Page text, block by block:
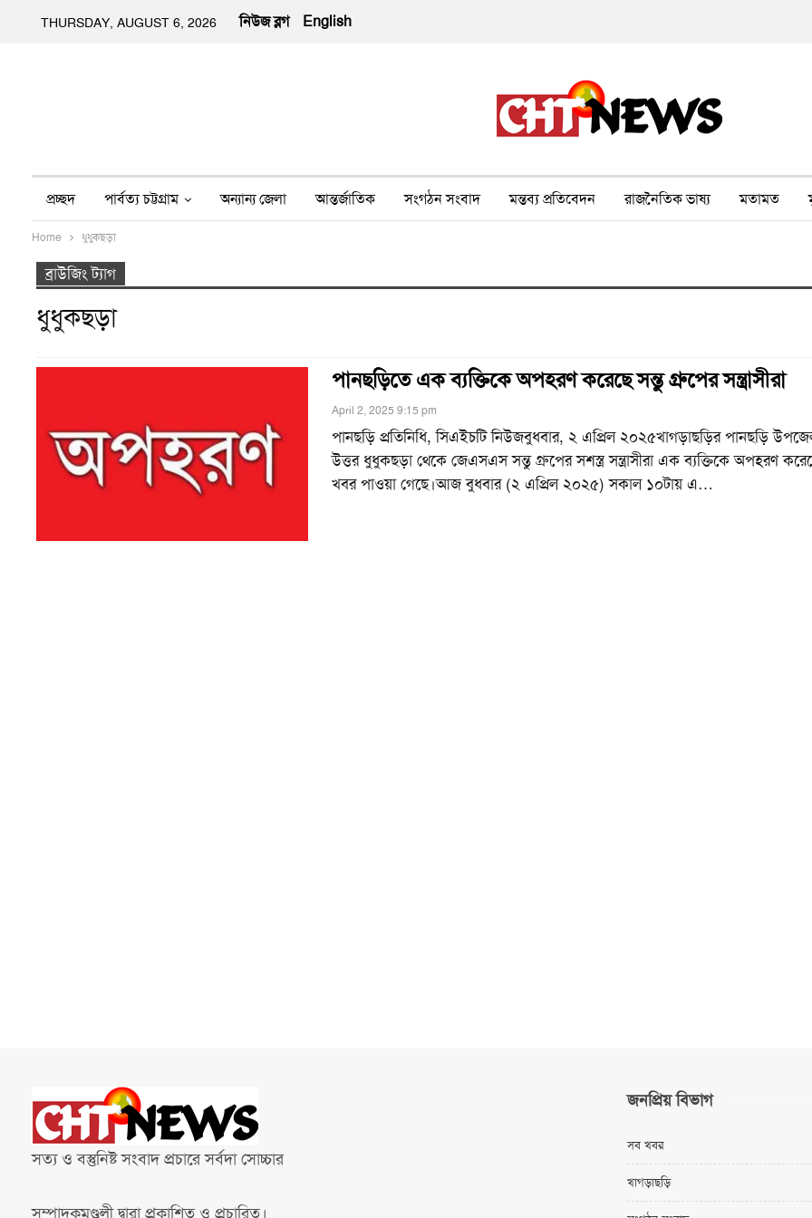
THURSDAY, AUGUST 6, 2026 নিউজ ব্লগ English
প্রচ্ছদ পার্বত্য চট্টগ্রাম অন্যান্য জেলা আন্তর্জাতিক সংগঠন সংবাদ মন্তব্য প্রতিবেদন রাজনৈতিক ভাষ্য মতামত
অন্য মিডিয়া
Home ধুধুকছড়া
ব্রাউজিং ট্যাগ
ধুধুকছড়া
পানছড়িতে এক ব্যক্তিকে অপহরণ করেছে সন্তু গ্রুপের সন্ত্রাসীরা
April 2, 2025 9:15 pm
পানছড়ি প্রতিনিধি, সিএইচটি নিউজবুধবার, ২ এপ্রিল ২০২৫খাগড়াছড়ির পানছড়ি
উত্তর ধুধুকছড়া থেকে জেএসএস সন্তু গ্রুপের সশস্ত্র সন্ত্রাসীরা এক ব্যক্তিকে অপহরণ
খবর পাওয়া গেছে।আজ বুধবার (২ এপ্রিল ২০২৫) সকাল ১০টায় এ…
সত্য ও বস্তুনিষ্ট সংবাদ প্রচারে সর্বদা সোচ্চার
সম্পাদকমণ্ডলী দ্বারা প্রকাশিত ও প্রচারিত।
জনপ্রিয় বিভাগ
সব খবর
খাগড়াছড়ি